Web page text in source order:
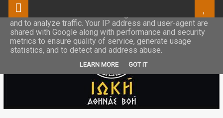
This site uses cookies from Google to deliver its services
and to analyze traffic. Your IP address and user-agent are
shared with Google along with performance and security
metrics to ensure quality of service, generate usage
statistics, and to detect and address abuse.
LEARN MORE GOT IT